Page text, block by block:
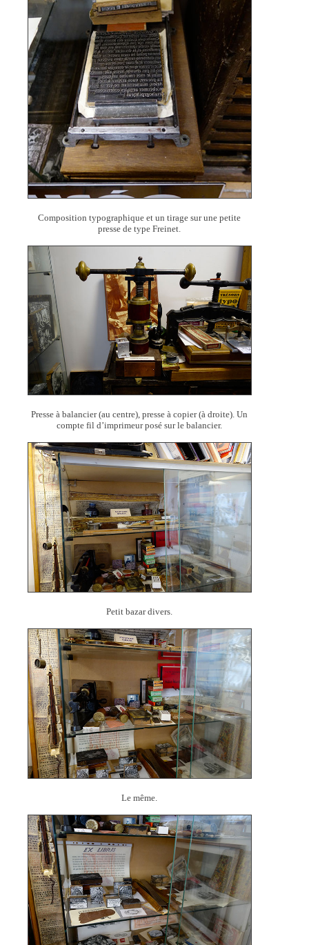
Composition typographique et un tirage sur une petite
presse de type Freinet.
Presse à balancier (au centre), presse à copier (à droite). Un
compte fil d’imprimeur posé sur le balancier.
Petit bazar divers.
Le même.